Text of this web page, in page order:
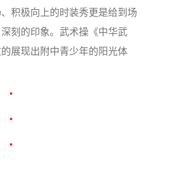
积极向上的时装秀更是给到场
刻的印象。武术操《中华武
展现出附中青少年的阳光体